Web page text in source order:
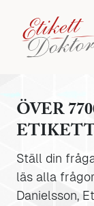
ÖVER
Ställ din
läs alla
Danielsson,